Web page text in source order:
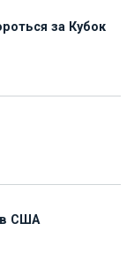
за Кубок
в США